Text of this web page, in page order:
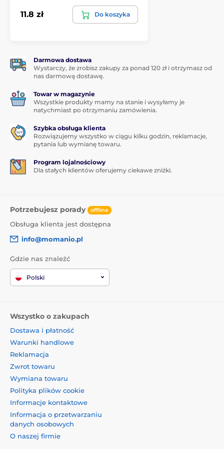
przyczepność na całej powierzchni
hartowanego. Nie ma więc ryzyka odklejania się
1x ochronne szkło hartowane
1x sucha ściereczka
1x mokra ściereczka
1x usuwa kurz
11.8 zł Do koszyka
Darmowa dostawa
Wystarczy, że zrobisz zakupy za ponad 120 zł i otrzymasz od
nas darmową dostawę.
Towar w magazynie
Wszystkie produkty mamy na stanie i wysyłamy je
natychmiast po otrzymaniu zamówienia.
Szybka obsługa klienta
Rozwiązujemy wszystko w ciągu kilku godzin, reklamacje,
pytania lub wymianę towaru.
Program lojalnościowy
Dla stałych klientów oferujemy ciekawe zniżki.
Potrzebujesz porady offline
Obsługa klienta jest dostępna
info@momanio.pl
Gdzie nas znaleźć
Polski
Wszystko o zakupach
Dostawa i płatność
Warunki handlowe
Reklamacja
Zwrot towaru
Wymiana towaru
Polityka plików cookie
Informacje kontaktowe
Informacja o przetwarzaniu
danych osobowych
O naszej firmie